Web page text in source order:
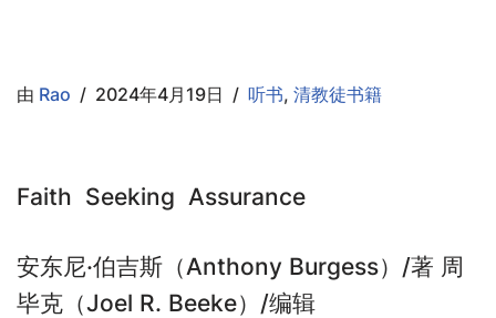
由 Rao 2024年4月19日 听书, 清教徒书籍
Faith Seeking Assurance
安东尼·伯吉斯（Anthony Burgess）/著 周
毕克（Joel R. Beeke）/编辑